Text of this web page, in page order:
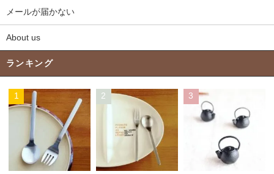
メールが届かない
About us
ランキング
1 2 3